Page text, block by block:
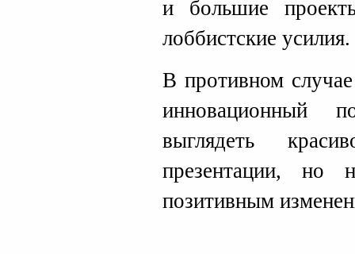
и большие
лоббистские
В противном
инновационный
выглядеть
презентации, но
позитивным